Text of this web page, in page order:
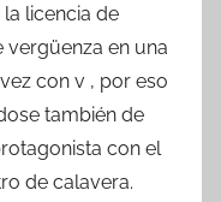
licencia de
vergüenza en una
con v , por eso
también de
con el
de calavera.